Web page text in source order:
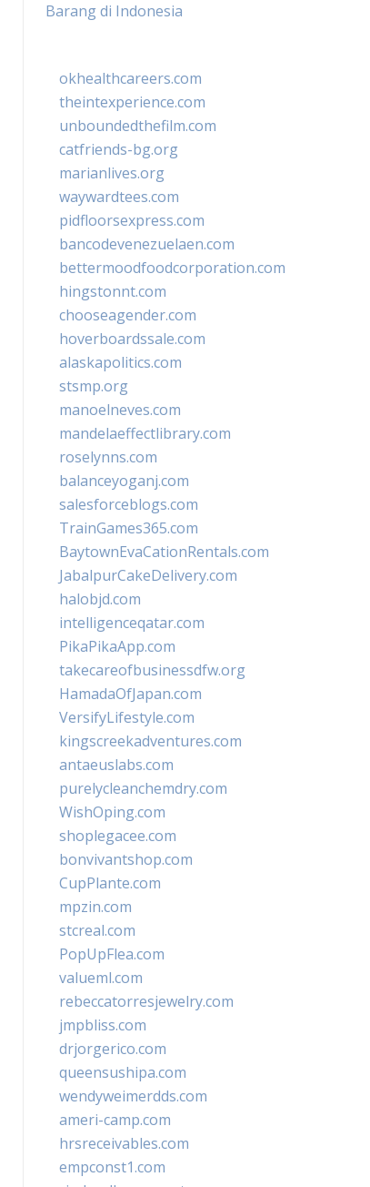
Barang di Indonesia
okhealthcareers.com
theintexperience.com
unboundedthefilm.com
catfriends-bg.org
marianlives.org
waywardtees.com
pidfloorsexpress.com
bancodevenezuelaen.com
bettermoodfoodcorporation.com
hingstonnt.com
chooseagender.com
hoverboardssale.com
alaskapolitics.com
stsmp.org
manoelneves.com
mandelaeffectlibrary.com
roselynns.com
balanceyoganj.com
salesforceblogs.com
TrainGames365.com
BaytownEvaCationRentals.com
JabalpurCakeDelivery.com
halobjd.com
intelligenceqatar.com
PikaPikaApp.com
takecareofbusinessdfw.org
HamadaOfJapan.com
VersifyLifestyle.com
kingscreekadventures.com
antaeuslabs.com
purelycleanchemdry.com
WishOping.com
shoplegacee.com
bonvivantshop.com
CupPlante.com
mpzin.com
stcreal.com
PopUpFlea.com
valueml.com
rebeccatorresjewelry.com
jmpbliss.com
drjorgerico.com
queensushipa.com
wendyweimerdds.com
ameri-camp.com
hrsreceivables.com
empconst1.com